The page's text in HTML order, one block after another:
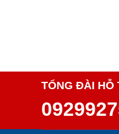
TỔNG ĐÀI HỖ